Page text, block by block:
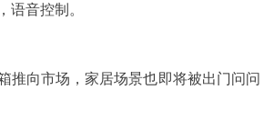
语音控制。
推向市场，家居场景也即将被出门问问